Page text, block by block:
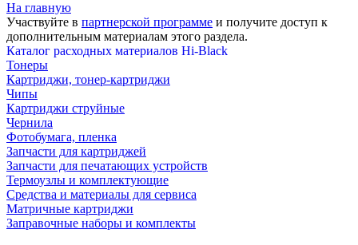
На главную
Участвуйте в партнерской программе и получите доступ к
дополнительным материалам этого раздела.
Каталог расходных материалов Hi-Black
Тонеры
Картриджи, тонер-картриджи
Чипы
Картриджи струйные
Чернила
Фотобумага, пленка
Запчасти для картриджей
Запчасти для печатающих устройств
Термоузлы и комплектующие
Средства и материалы для сервиса
Матричные картриджи
Заправочные наборы и комплекты